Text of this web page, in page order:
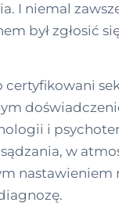
I niemal
był zgłosić
certyfikowani
i
w
nastawieniem